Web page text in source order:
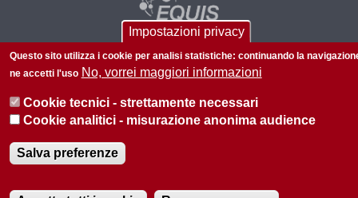
© 2026 Università di Padova - Tutti i diritti riservati
P.I. 00742430283 C.F. 80006480281
Impostazioni privacy
Questo sito utilizza i cookie per analisi statistiche: continuando la
ne accetti l'uso No, vorrei maggiori informazioni
Cookie tecnici - strettamente necessari
Cookie analitici - misurazione anonima audience
Salva preferenze